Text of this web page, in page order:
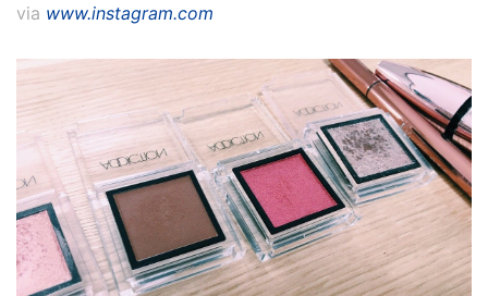
via www.instagram.com